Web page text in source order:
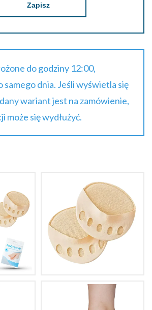
Zapisz
do godziny 12:00,
samego dnia. Jeśli wyświetla się
wariant jest na zamówienie,
może się wydłużyć.